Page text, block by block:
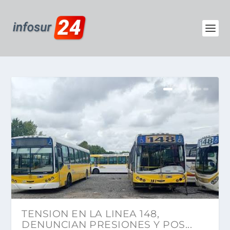
TENSION EN LA LINEA 148,
DENUNCIAN PRESIONES Y POS...